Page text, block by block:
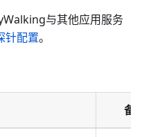
与其他应用服务
针配置。
备